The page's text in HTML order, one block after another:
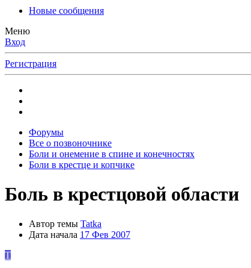
Новые сообщения
Меню
Вход
Регистрация
Форумы
Все о позвоночнике
Боли и онемение в спине и конечностях
Боли в крестце и копчике
Боль в крестцовой области
Автор темы Tatka
Дата начала 17 Фев 2007
T